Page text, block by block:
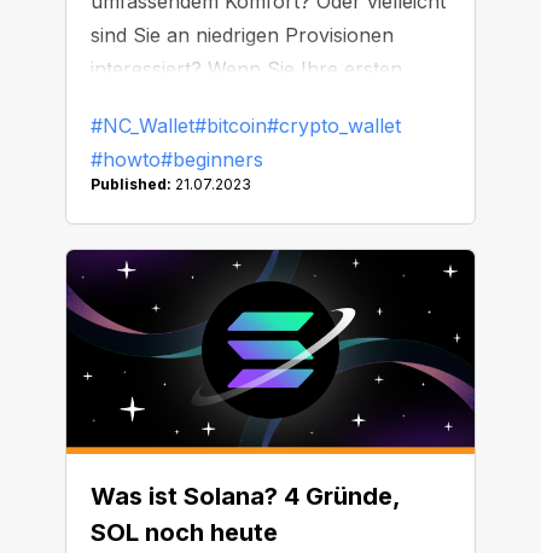
sind Sie an niedrigen Provisionen
interessiert? Wenn Sie Ihre ersten
sein, das beste Wallet zu finden, das
alle Ihre Ansprüche erfüllt. Wir sind
#NC_Wallet#bitcoin#crypto_wallet
#howto#beginners
Published: 21.07.2023
Was ist Solana? 4 Gründe,
SOL noch heute